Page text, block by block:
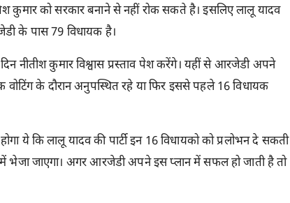
कुमार को सरकार बनाने से नहीं रोक सकते है। इसलिए लालू यादव
के पास 79 विधायक है।
नीतीश कुमार विश्वास प्रस्ताव पेश करेंगे। यहीं से आरजेडी अपने
के दौरान अनुपस्थित रहे या फिर इससे पहले 16 विधायक
ये कि लालू यादव की पार्टी इन 16 विधायको को प्रलोभन दे सकती
भेजा जाएगा। अगर आरजेडी अपने इस प्लान में सफल हो जाती है तो